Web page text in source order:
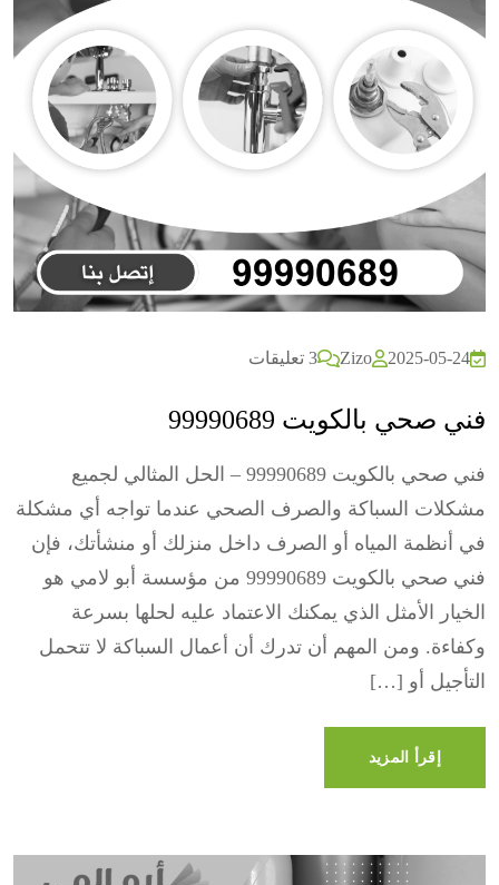
2025-05-24
Zizo 3 تعليقات
فني صحي بالكويت 99990689
فني صحي بالكويت 99990689 – الحل المثالي لجميع
مشكلات السباكة والصرف الصحي عندما تواجه أي مشكلة
في أنظمة المياه أو الصرف داخل منزلك أو منشأتك، فإن
فني صحي بالكويت 99990689 من مؤسسة أبو لامي هو
الخيار الأمثل الذي يمكنك الاعتماد عليه لحلها بسرعة
وكفاءة. ومن المهم أن تدرك أن أعمال السباكة لا تتحمل
التأجيل أو […]
إقرأ المزيد